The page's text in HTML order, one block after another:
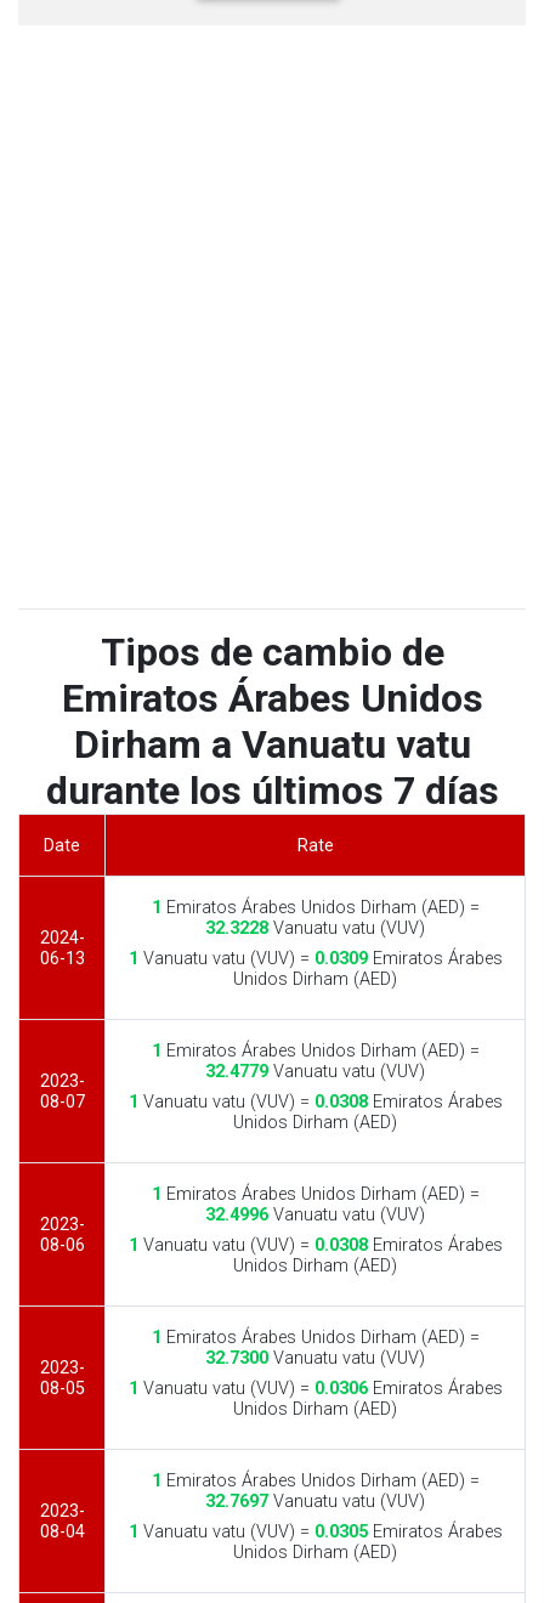
Tipos de cambio de
Emiratos Árabes Unidos
Dirham a Vanuatu vatu
durante los últimos 7 días
Date Rate
2024-
06-13
1 Emiratos Árabes Unidos Dirham (AED) =
32.3228 Vanuatu vatu (VUV)
1 Vanuatu vatu (VUV) = 0.0309Emiratos Árabes
Unidos Dirham (AED)
2023-
08-07
1 Emiratos Árabes Unidos Dirham (AED) =
32.4779 Vanuatu vatu (VUV)
1 Vanuatu vatu (VUV) = 0.0308Emiratos Árabes
Unidos Dirham (AED)
2023-
08-06
1 Emiratos Árabes Unidos Dirham (AED) =
32.4996 Vanuatu vatu (VUV)
1 Vanuatu vatu (VUV) = 0.0308Emiratos Árabes
Unidos Dirham (AED)
2023-
08-05
1 Emiratos Árabes Unidos Dirham (AED) =
32.7300 Vanuatu vatu (VUV)
1 Vanuatu vatu (VUV) = 0.0306Emiratos Árabes
Unidos Dirham (AED)
2023-
08-04
1 Emiratos Árabes Unidos Dirham (AED) =
32.7697 Vanuatu vatu (VUV)
1 Vanuatu vatu (VUV) = 0.0305Emiratos Árabes
Unidos Dirham (AED)